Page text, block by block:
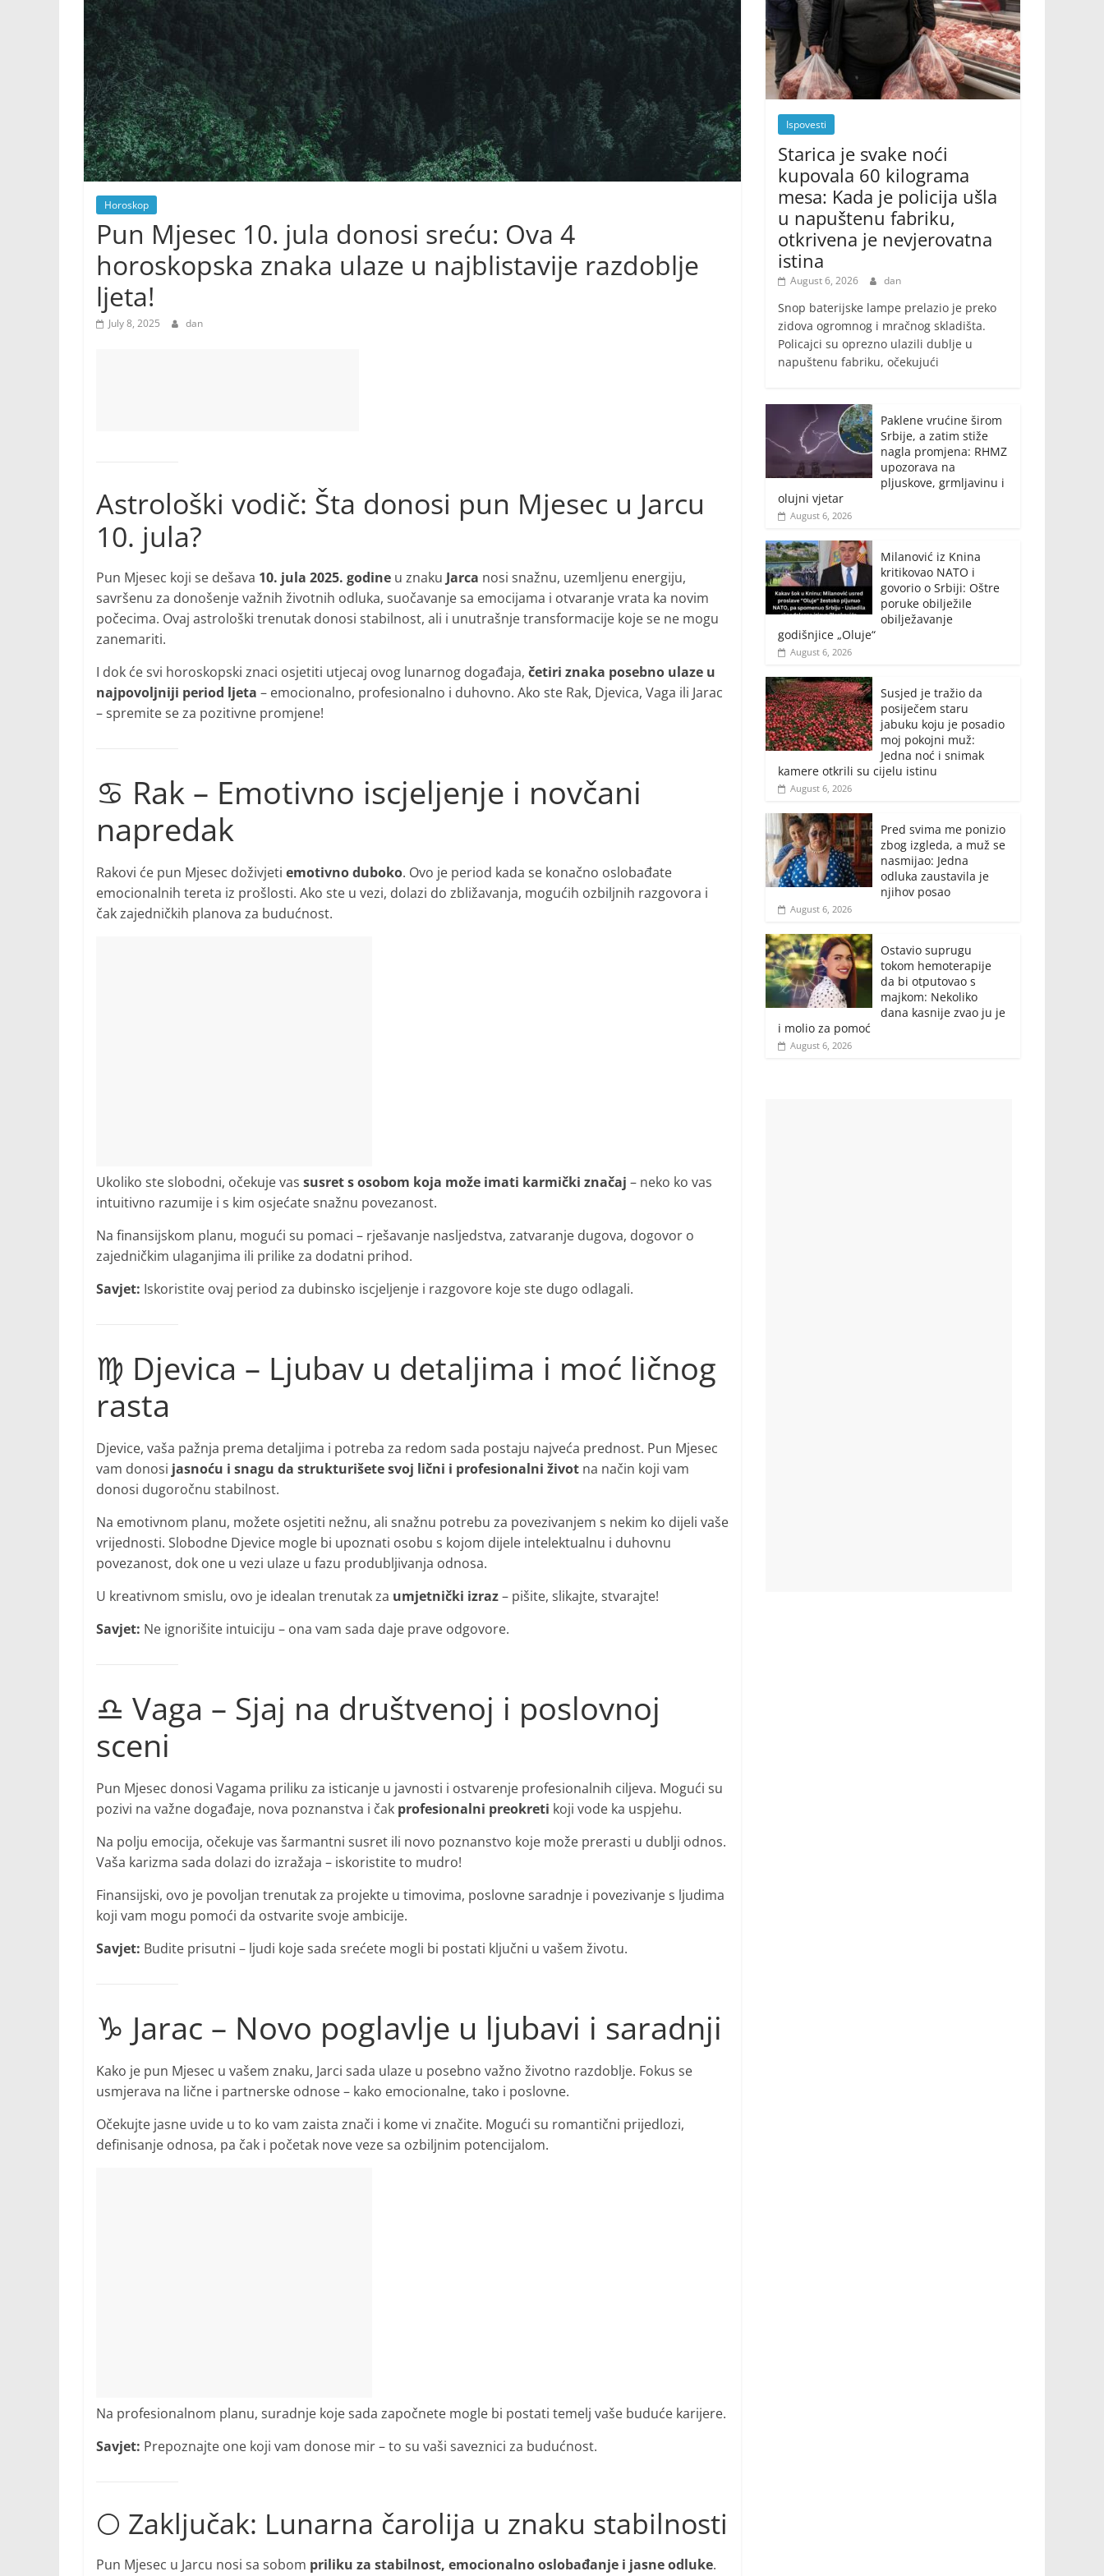
Horoskop
Pun Mjesec 10. jula donosi sreću: Ova 4
horoskopska znaka ulaze u najblistavije razdoblje
ljeta!
July 8, 2025 dan
Astrološki vodič: Šta donosi pun Mjesec u Jarcu
10. jula?
Pun Mjesec koji se dešava 10. jula 2025. godine u znaku Jarca nosi snažnu, uzemljenu energiju,
savršenu za donošenje važnih životnih odluka, suočavanje sa emocijama i otvaranje vrata ka novim
počecima. Ovaj astrološki trenutak donosi stabilnost, ali i unutrašnje transformacije koje se ne mogu
zanemariti.
I dok će svi horoskopski znaci osjetiti utjecaj ovog lunarnog događaja, četiri znaka posebno ulaze u
najpovoljniji period ljeta – emocionalno, profesionalno i duhovno. Ako ste Rak, Djevica, Vaga ili Jarac
– spremite se za pozitivne promjene!
♋ Rak – Emotivno iscjeljenje i novčani
napredak
Rakovi će pun Mjesec doživjeti emotivno duboko. Ovo je period kada se konačno oslobađate
emocionalnih tereta iz prošlosti. Ako ste u vezi, dolazi do zbližavanja, mogućih ozbiljnih razgovora i
čak zajedničkih planova za budućnost.
Ukoliko ste slobodni, očekuje vas susret s osobom koja može imati karmički značaj – neko ko vas
intuitivno razumije i s kim osjećate snažnu povezanost.
Na finansijskom planu, mogući su pomaci – rješavanje nasljedstva, zatvaranje dugova, dogovor o
zajedničkim ulaganjima ili prilike za dodatni prihod.
Savjet: Iskoristite ovaj period za dubinsko iscjeljenje i razgovore koje ste dugo odlagali.
♍ Djevica – Ljubav u detaljima i moć ličnog
rasta
Djevice, vaša pažnja prema detaljima i potreba za redom sada postaju najveća prednost. Pun Mjesec
vam donosi jasnoću i snagu da strukturišete svoj lični i profesionalni život na način koji vam
donosi dugoročnu stabilnost.
Na emotivnom planu, možete osjetiti nežnu, ali snažnu potrebu za povezivanjem s nekim ko dijeli vaše
vrijednosti. Slobodne Djevice mogle bi upoznati osobu s kojom dijele intelektualnu i duhovnu
povezanost, dok one u vezi ulaze u fazu produbljivanja odnosa.
U kreativnom smislu, ovo je idealan trenutak za umjetnički izraz– pišite, slikajte, stvarajte!
Savjet: Ne ignorišite intuiciju – ona vam sada daje prave odgovore.
♎ Vaga – Sjaj na društvenoj i poslovnoj
sceni
Pun Mjesec donosi Vagama priliku za isticanje u javnosti i ostvarenje profesionalnih ciljeva. Mogući su
pozivi na važne događaje, nova poznanstva i čak profesionalni preokreti koji vode ka uspjehu.
Na polju emocija, očekuje vas šarmantni susret ili novo poznanstvo koje može prerasti u dublji odnos.
Vaša karizma sada dolazi do izražaja – iskoristite to mudro!
Finansijski, ovo je povoljan trenutak za projekte u timovima, poslovne saradnje i povezivanje s ljudima
koji vam mogu pomoći da ostvarite svoje ambicije.
Savjet: Budite prisutni – ljudi koje sada srećete mogli bi postati ključni u vašem životu.
♑ Jarac – Novo poglavlje u ljubavi i saradnji
Kako je pun Mjesec u vašem znaku, Jarci sada ulaze u posebno važno životno razdoblje. Fokus se
usmjerava na lične i partnerske odnose – kako emocionalne, tako i poslovne.
Očekujte jasne uvide u to ko vam zaista znači i kome vi značite. Mogući su romantični prijedlozi,
definisanje odnosa, pa čak i početak nove veze sa ozbiljnim potencijalom.
Na profesionalnom planu, suradnje koje sada započnete mogle bi postati temelj vaše buduće karijere.
Savjet: Prepoznajte one koji vam donose mir – to su vaši saveznici za budućnost.
🌕 Zaključak: Lunarna čarolija u znaku stabilnosti
Pun Mjesec u Jarcu nosi sa sobom priliku za stabilnost, emocionalno oslobađanje i jasne odluke.
Ispovesti
Starica je svake noći
kupovala 60 kilograma
mesa: Kada je policija ušla
u napuštenu fabriku,
otkrivena je nevjerovatna
istina
August 6, 2026 dan
Snop baterijske lampe prelazio je preko
zidova ogromnog i mračnog skladišta.
Policajci su oprezno ulazili dublje u
napuštenu fabriku, očekujući
Paklene vrućine širom
Srbije, a zatim stiže
nagla promjena: RHMZ
upozorava na
pljuskove, grmljavinu i
olujni vjetar
August 6, 2026
Milanović iz Knina
kritikovao NATO i
govorio o Srbiji: Oštre
poruke obilježile
obilježavanje
godišnjice „Oluje“
August 6, 2026
Susjed je tražio da
posiječem staru
jabuku koju je posadio
moj pokojni muž:
Jedna noć i snimak
kamere otkrili su cijelu istinu
August 6, 2026
Pred svima me ponizio
zbog izgleda, a muž se
nasmijao: Jedna
odluka zaustavila je
njihov posao
August 6, 2026
Ostavio suprugu
tokom hemoterapije
da bi otputovao s
majkom: Nekoliko
dana kasnije zvao ju je
i molio za pomoć
August 6, 2026